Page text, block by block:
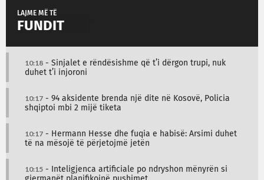
LAJME MË TË
FUNDIT
10:18 - Sinjalet e rëndësishme që t’i dërgon trupi, nuk
duhet t’i injoroni
10:17 - 94 aksidente brenda një dite në Kosovë, Policia
shqiptoi mbi 2 mijë tiketa
10:17 - Hermann Hesse dhe fuqia e habisë: Arsimi duhet
të na mësojë të përjetojmë jetën
10:15 - Inteligjenca artificiale po ndryshon mënyrën si